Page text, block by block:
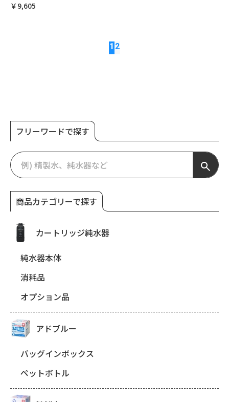
￥9,605
1 2
フリーワードで探す
商品カテゴリーで探す
カートリッジ純水器
純水器本体
消耗品
オプション品
アドブルー
バッグインボックス
ペットボトル